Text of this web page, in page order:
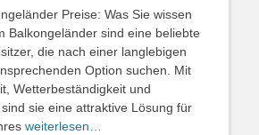
Preise: Was Sie wissen
Balkongeländer sind eine beliebte
die nach einer langlebigen
Option suchen. Mit
Wetterbeständigkeit und
sie eine attraktive Lösung für
weiterlesen…